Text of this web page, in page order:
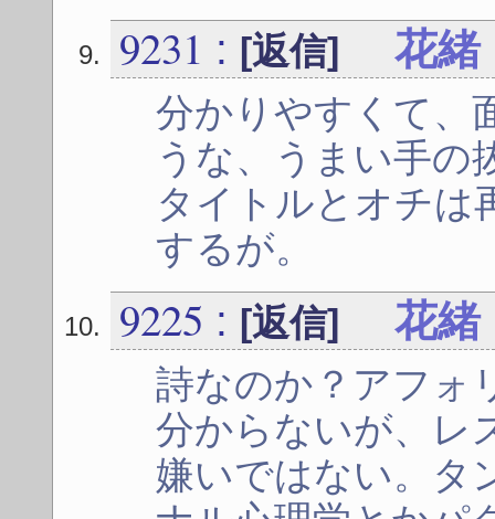
9231 : [返信] 花緒
分かりやすくて、
うな、うまい手の
タイトルとオチは
するが。
9225 : [返信] 花緒
詩なのか？アフォ
分からないが、レ
嫌いではない。タ